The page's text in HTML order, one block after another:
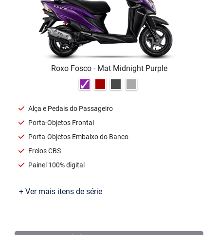
Ver telefones
Agende seu test-ride
Motos
Seminovas